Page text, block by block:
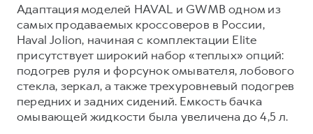
Адаптация моделей HAVAL и GWMВ одном из
самых продаваемых кроссоверов в России,
Haval Jolion, начиная с комплектации Elite
присутствует широкий набор «теплых» опций:
подогрев руля и форсунок омывателя, лобового
стекла, зеркал, а также трехуровневый подогрев
передних и задних сидений. Емкость бачка
омывающей жидкости была увеличена до 4,5 л.